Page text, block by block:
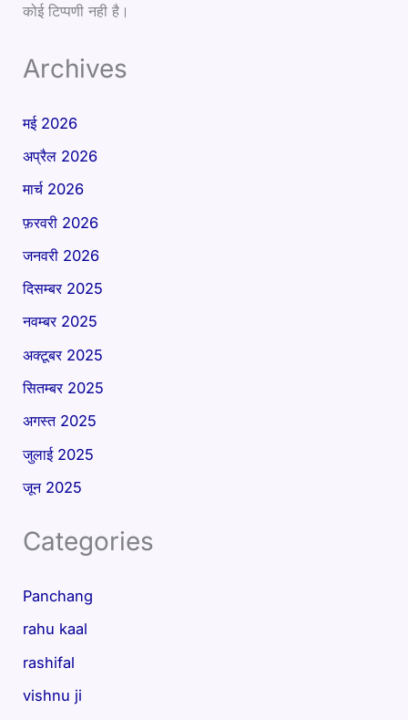
कोई टिप्पणी नही है।
Archives
मई 2026
अप्रैल 2026
मार्च 2026
फ़रवरी 2026
जनवरी 2026
दिसम्बर 2025
नवम्बर 2025
अक्टूबर 2025
सितम्बर 2025
अगस्त 2025
जुलाई 2025
जून 2025
Categories
Panchang
rahu kaal
rashifal
vishnu ji